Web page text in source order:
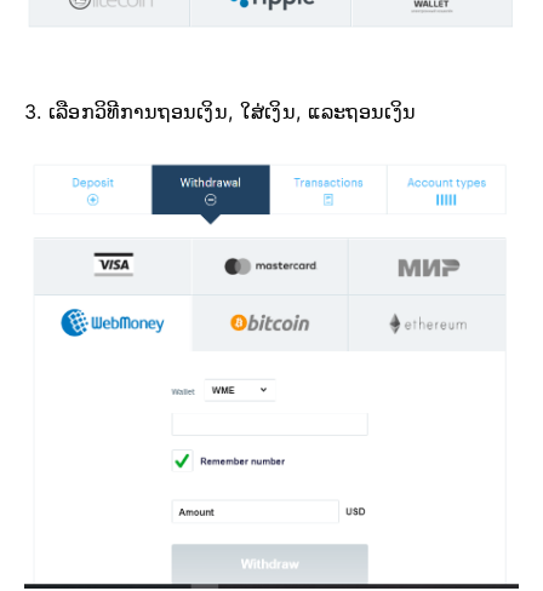
3. ເລືອກວິທີການຖອນເງິນ, ໃສ່ເງິນ, ແລະຖອນເງິນ